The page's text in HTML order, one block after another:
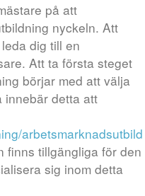
på att
nyckeln. Att
dig till en
Att ta första steget
börjar med att välja
innebär detta att
finns tillgängliga för den
sig inom detta